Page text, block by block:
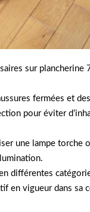
sur plancherine
fermées et
pour éviter
une lampe torche
différentes
en vigueur dans sa